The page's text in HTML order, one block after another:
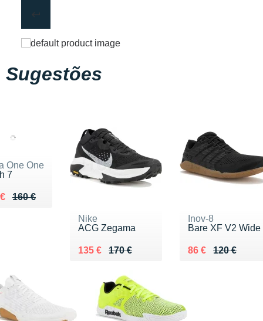
Sugestões
One One
7
160 €
de 160 €
119 €
Nike
ACG Zegama
170 €
Au lieu de 170 €
135 €
Vendu 135 €
Inov-8
Bare XF V2 Wide
120 €
Au lieu de 120 €
86 €
Vendu 86 €